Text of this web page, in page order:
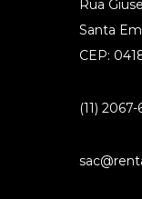
Rua
Santa
CEP:
(11) 2067-